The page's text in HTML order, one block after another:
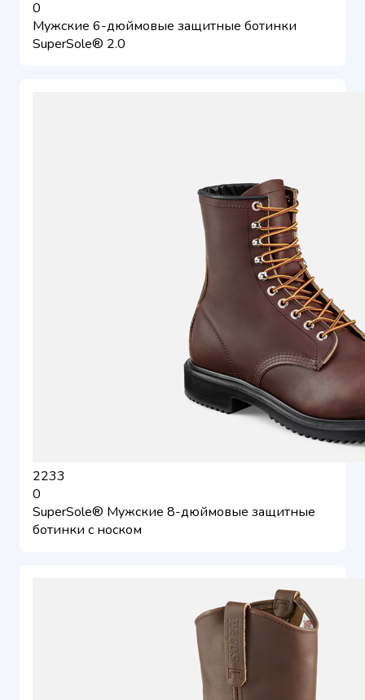
0
Мужские 6-дюймовые защитные ботинки
SuperSole® 2.0
2233
0
SuperSole® Мужские 8-дюймовые защитные
ботинки с носком